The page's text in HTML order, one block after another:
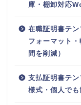
庫・棚卸対応
在職証明書テ
フォーマット
間を削減）
支払証明書テ
様式・個人で